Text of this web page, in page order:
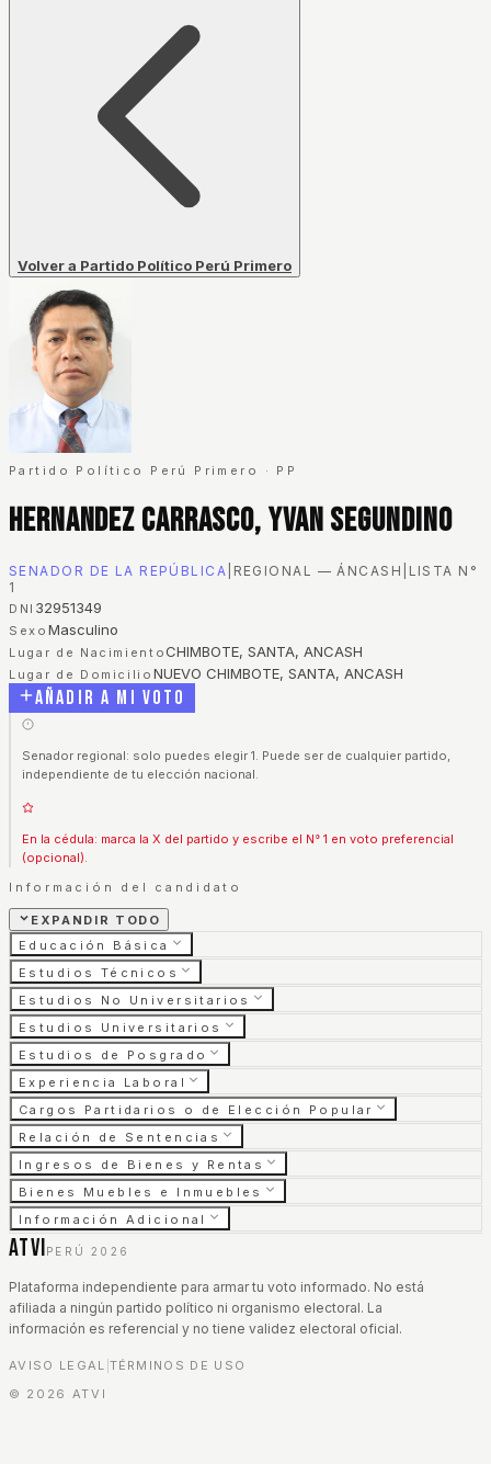
Volver a Partido Político Perú Primero
Partido Político Perú Primero · PP
Hernandez Carrasco, Yvan Segundino
SENADOR DE LA REPÚBLICA REGIONAL — ÁNCASH LISTA N°
1
DNI 32951349
Sexo Masculino
Lugar de NacimientoCHIMBOTE, SANTA, ANCASH
Lugar de Domicilio NUEVO CHIMBOTE, SANTA, ANCASH
Añadir a mi voto
Senador regional: solo puedes elegir 1. Puede ser de cualquier partido,
independiente de tu elección nacional.
En la cédula: marca la X del partido y escribe el N° 1 en voto preferencial
(opcional).
Información del candidato
EXPANDIR TODO
Educación Básica
Estudios Técnicos
Estudios No Universitarios
Estudios Universitarios
Estudios de Posgrado
Experiencia Laboral
Cargos Partidarios o de Elección Popular
Relación de Sentencias
Ingresos de Bienes y Rentas
Bienes Muebles e Inmuebles
Información Adicional
ATVI PERÚ 2026
Plataforma independiente para armar tu voto informado. No está
afiliada a ningún partido político ni organismo electoral. La
información es referencial y no tiene validez electoral oficial.
AVISO LEGAL TÉRMINOS DE USO
© 2026 ATVI